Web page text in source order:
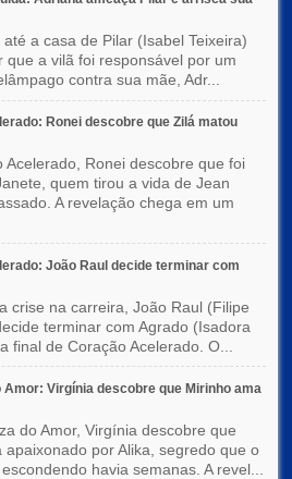
a casa de Pilar (Isabel Teixeira)
que a vilã foi responsável por um
contra sua mãe, Adr...
Ronei descobre que Zilá matou
Acelerado, Ronei descobre que foi
quem tirou a vida de Jean
A revelação chega em um
João Raul decide terminar com
crise na carreira, João Raul (Filipe
terminar com Agrado (Isadora
final de Coração Acelerado. O...
Amor: Virgínia descobre que Mirinho ama
do Amor, Virgínia descobre que
apaixonado por Alika, segredo que o
havia semanas. A revel...